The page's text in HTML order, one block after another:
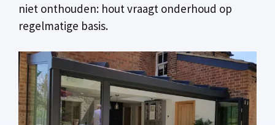
niet onthouden: hout vraagt onderhoud op
regelmatige basis.